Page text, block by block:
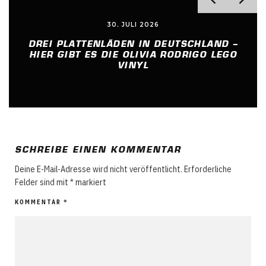
30. JULI 2026
DREI PLATTENLÄDEN IN DEUTSCHLAND –
HIER GIBT ES DIE OLIVIA RODRIGO LEGO
VINYL
SCHREIBE EINEN KOMMENTAR
Deine E-Mail-Adresse wird nicht veröffentlicht. Erforderliche
Felder sind mit *markiert
KOMMENTAR *